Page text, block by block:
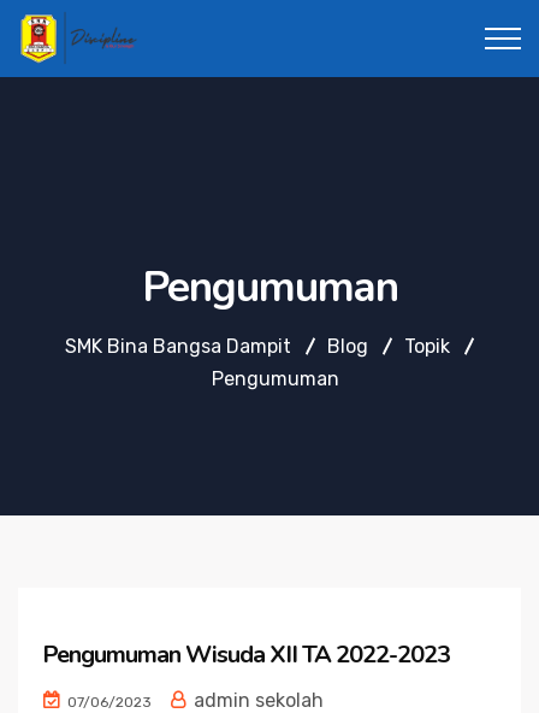
Pengumuman
SMK Bina Bangsa Dampit Blog
Topik
Pengumuman
Pengumuman Wisuda XII TA 2022-2023
07/06/2023
admin sekolah